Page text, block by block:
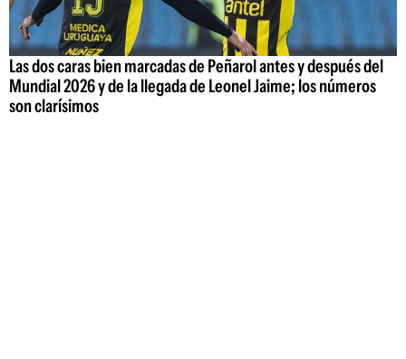
Las dos caras bien marcadas de Peñarol antes y después del
Mundial 2026 y de la llegada de Leonel Jaime; los números
son clarísimos